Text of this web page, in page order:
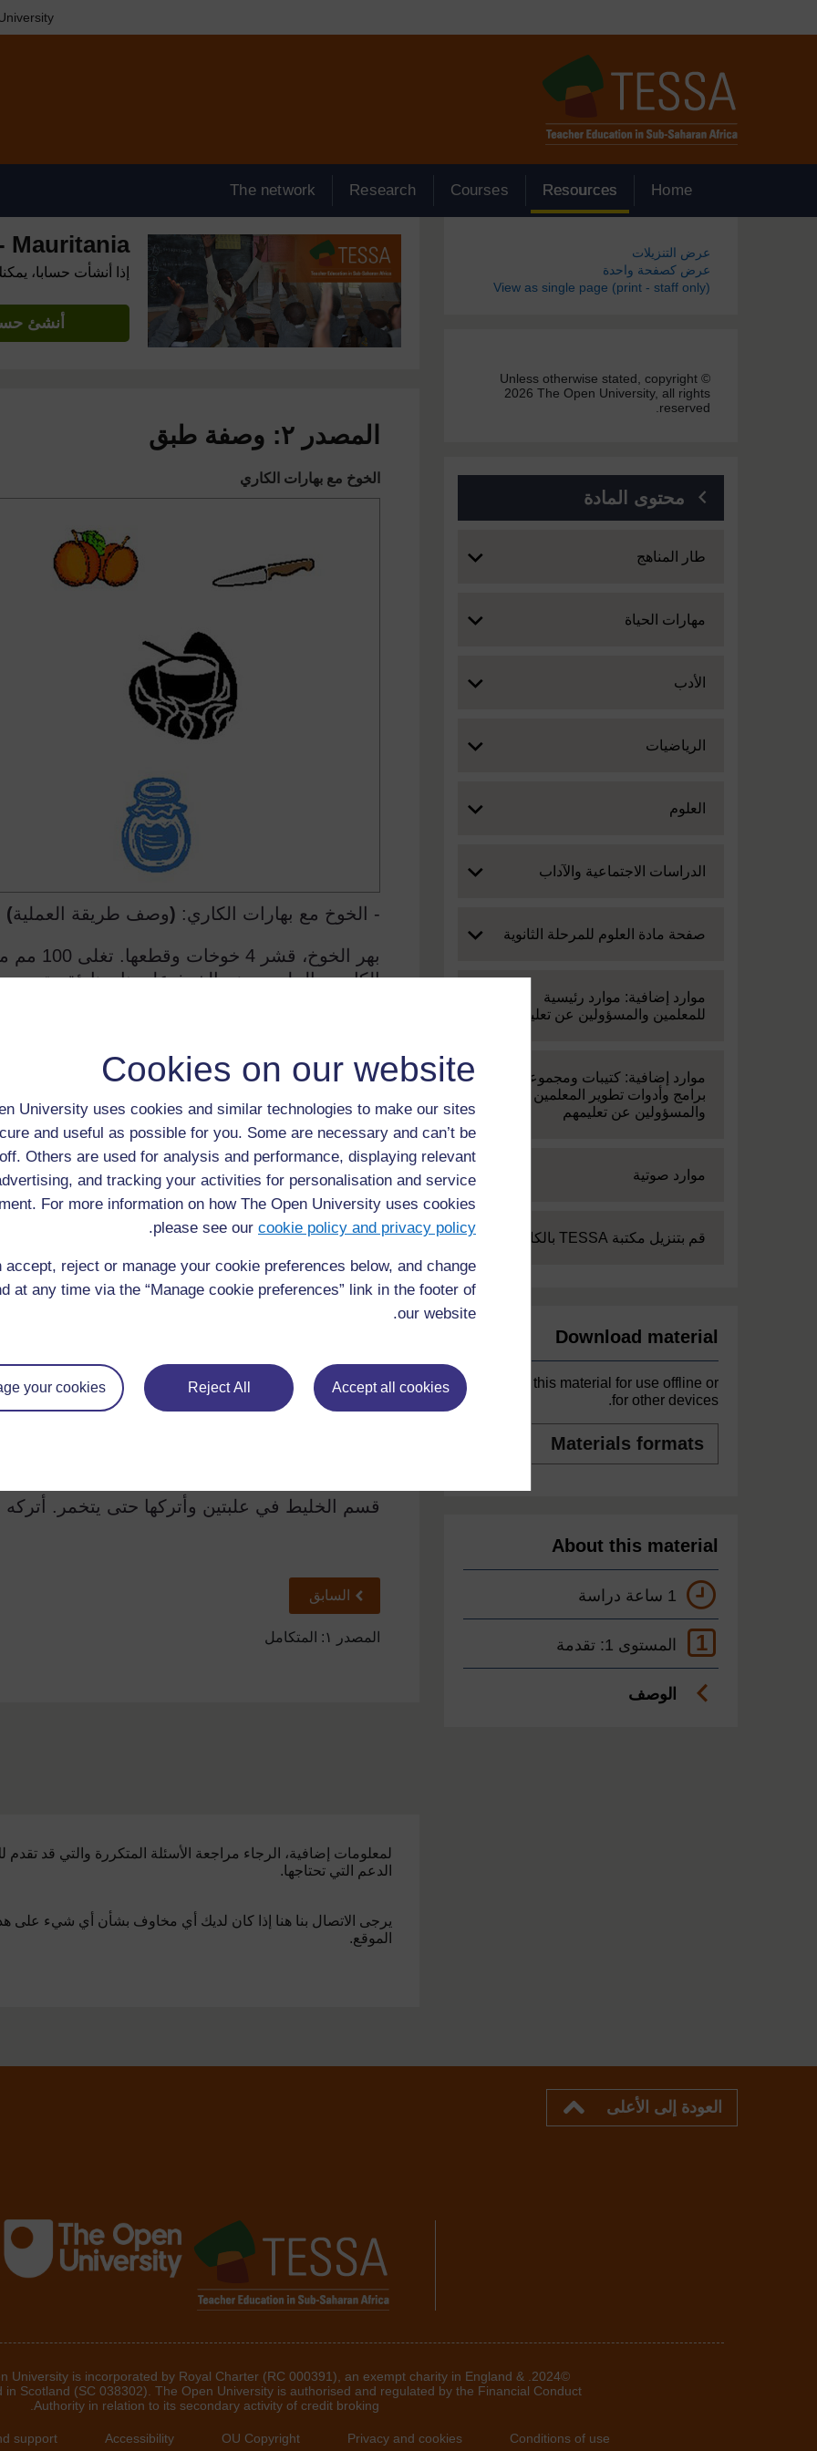
Cookies on our website
University uses cookies and similar technologies to make our sites
and useful as possible for you. Some are necessary and can’t be
Others are used for analysis and performance, displaying relevant
and tracking your activities for personalisation and service
For more information on how The Open University uses cookies
please see our cookie policy and privacy policy
.
accept, reject or manage your cookie preferences below, and change
at any time via the “Manage cookie preferences” link in the footer of
our website.
Accept all cookies
Reject All
your cookies
Home
Resources
Courses
Research
The network
الكتل
عرض التنزيلات
عرض كصفحة واحدة
View as single page (print - staff only)
Unless otherwise stated, copyright ©
2026 The Open University, all rights
reserved.
محتوى المادة
Expand
طار المناهج
Expand
مهارات الحياة
Expand
الأدب
Expand
الرياضيات
Expand
العلوم
Expand
الدراسات الاجتماعية والآداب
Expand
صفحة مادة العلوم للمرحلة الثانوية
Expand
موارد إضافية: موارد رئيسية
للمعلمين والمسؤولين عن تعليمهم
Expand
موارد إضافية: كتيبات ومجموعة من
برامج وأدوات تطوير المعلمين
والمسؤولين عن تعليمهم
Expand
موارد صوتية
Expand
قم بتنزيل مكتبة TESSA بالكامل
Download material
Download this material for use offline or
for other devices.
formats
About this material
1 ساعة دراسة
1 المستوى 1: تقدمة
الوصف
Mauritania
إذا أنشأت حسابا،
أنشئ
المصدر ٢: وصفة طبق
الخوخ مع بهارات الكاري
- الخوخ مع بهارات الكاري: (وصف طريقة العملية)
بهر الخوخ، قشر4 خوخات وقطعها. تغلى 100 مم
الكاري والملح. يوضع الخوخ على نار هادئة حتى
المحتويات
1ظرف من الجنزبيل المسحون
1.5 كلغ سكر بني
1علبة خميرة
الطريقة
أضف الجنزبيل والسكر
قسم الخليط في علبتين وأتركها حتى يتخمر.
سابقالسابق
المصدر ١: المتكامل
لمعلومات إضافية، الرجاء مراجعة الأسئلة المتكررة والتي قد تقدم
الدعم التي تحتاجها.
يرجى الاتصال بنا هنا إذا كان لديك أي مخاوف بشأن أي شيء على
الموقع.
العودة إلى الأعلى
Open University is incorporated by Royal Charter (RC 000391), an exempt charity in England &
in Scotland (SC 038302). The Open University is authorised and regulated by the Financial Conduct
Authority in relation to its secondary activity of credit broking.
Conditions of use
Privacy and cookies
OU Copyright
Accessibility
support